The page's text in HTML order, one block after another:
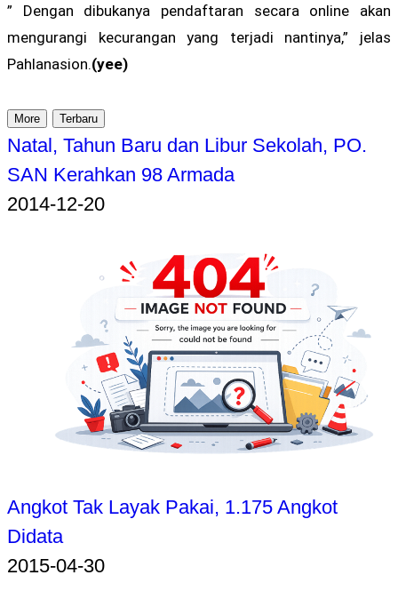
” Dengan dibukanya pendaftaran secara online akan
mengurangi kecurangan yang terjadi nantinya,” jelas
Pahlanasion.(yee)
More Terbaru
Natal, Tahun Baru dan Libur Sekolah, PO.
SAN Kerahkan 98 Armada
2014-12-20
Angkot Tak Layak Pakai, 1.175 Angkot
Didata
2015-04-30